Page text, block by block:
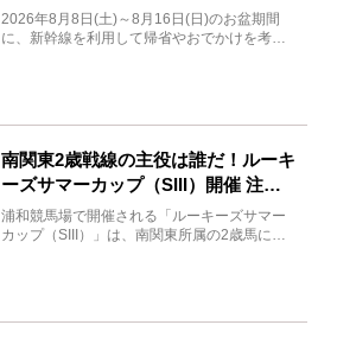
急券も解説
2026年8月8日(土)～8月16日(日)のお盆期間
に、新幹線を利用して帰省やおでかけを考え
南関東2歳戦線の主役は誰だ！ルーキ
ーズサマーカップ（SIII）開催 注目
馬と見どころをチェック
浦和競馬場で開催される「ルーキーズサマー
カップ（SIII）」は、南関東所属の2歳馬によ